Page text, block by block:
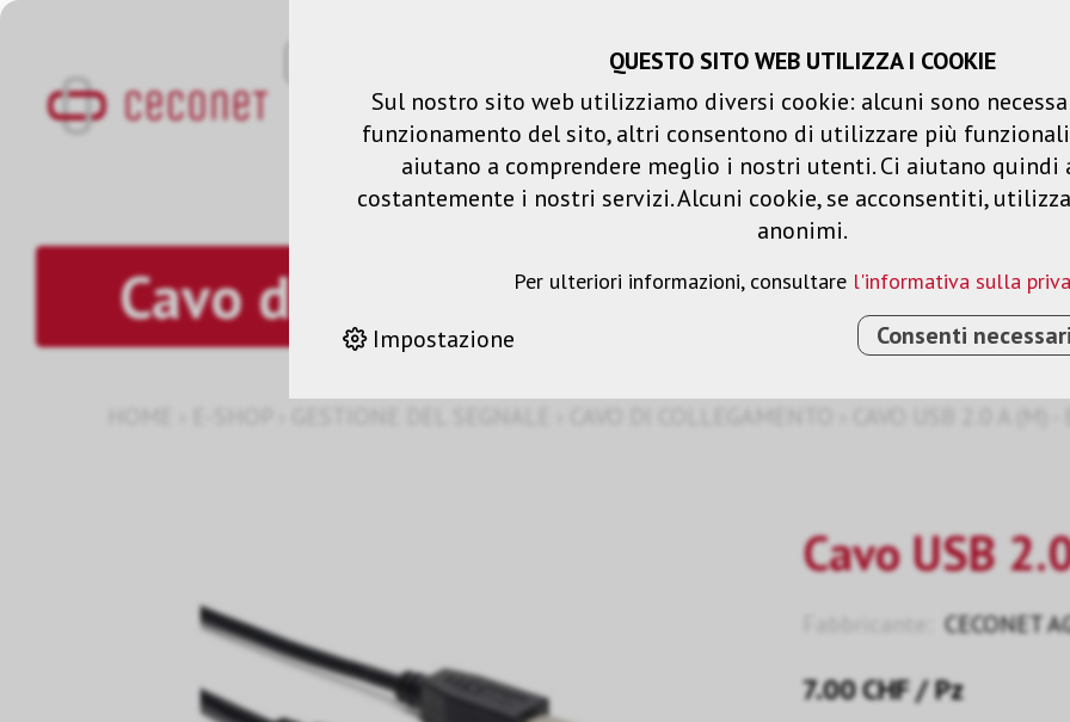
Carrello spesa Liste dei desideri
Prodotti Soluzioni
Cavo di collegamento
Cavo USB
CECONET
7.00CHF/ Pz
QUESTO SITO WEB UTILIZZA I COOKIE
Sul nostro sito web utilizziamo diversi cookie: alcuni sono
funzionamento del sito, altri consentono di utilizzare più
aiutano a comprendere meglio i nostri utenti. Ci aiutano quindi
costantemente i nostri servizi. Alcuni cookie, se acconsentiti,
anonimi.
Per ulteriori informazioni, consultare l'informativa sulla
Impostazione Consenti necessari